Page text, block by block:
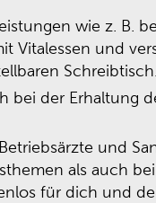
wie z. B.
Vitalessen und
Schreibtisch.
bei der Erhaltung
und
als auch
für dich und